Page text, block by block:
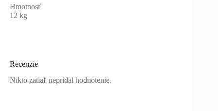
Hmotnosť
12 kg
Recenzie
Nikto zatiaľ nepridal hodnotenie.